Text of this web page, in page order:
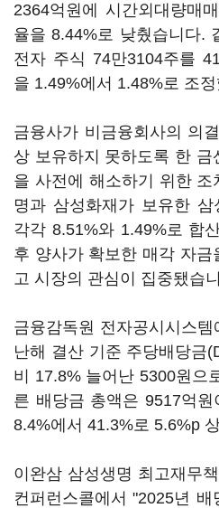
2364억원에 시간외대량매
율을 8.44%로 낮췄습니다.
전자 주식 74만3104주를
을 1.49%에서 1.48%로 조
금융사가 비금융회사의 의
상 보유하지 못하도록 한 금
을 사전에 해소하기 위한 조
명과 삼성화재가 보유한
각각 8.51%와 1.49%로 합
후 양사가 확보한 매각 자
고 시장의 관심이 집중됐습
금융감독원 전자공시시스템
난해 결산 기준 주당배당금
비 17.8% 늘어난 5300원으
른 배당금 총액은 9517억
8.4%에서 41.3%로 5.6%p
이완삼 삼성생명 최고재무
컨퍼런스콜에서 "2025년